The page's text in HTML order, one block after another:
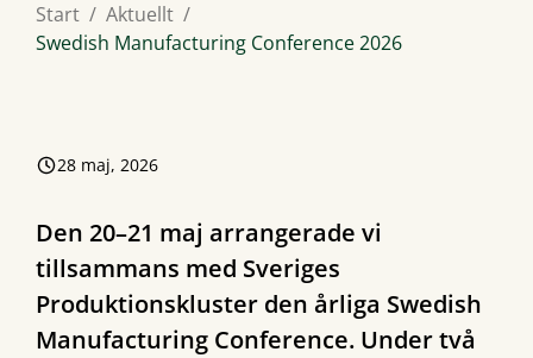
Start
Aktuellt
Swedish Manufacturing Conference 2026
28 maj, 2026
Den 20–21 maj arrangerade vi
tillsammans med Sveriges
Produktionskluster den årliga Swedish
Manufacturing Conference. Under två